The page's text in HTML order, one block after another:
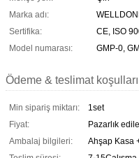
Marka adı:
Sertifika:
CE, ISO
Model numarası:
GMP-0,
Ödeme & teslimat koşulları
Min sipariş miktarı:
1set
Fiyat:
Pazarlık
Ambalaj bilgileri:
Ahşap Kasa